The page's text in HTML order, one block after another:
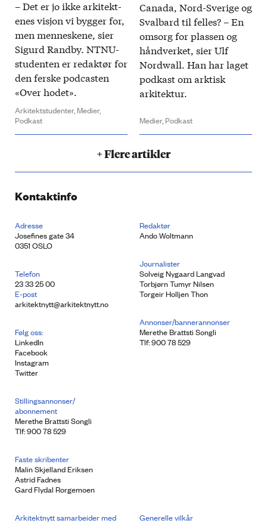
– Det er jo ikke arkitekt­
enes visjon vi bygger for,
men menn­eskene, sier
Sigurd Randby. NTNU-
studenten er redaktør for
den ferske podcasten
«Over hodet».
Arkitektstudenter, Medier,
Podkast
Canada, Nord­-Sverige og
Sval­bard til felles? ​– En
om­sorg for plassen og
hånd­verket, sier Ulf
Nordwall. Han har laget
pod­kast om arktisk
arkitektur.
Medier, Podkast
+ Flere artikler
Kontaktinfo
Adresse
Josefines gate 34
0351 OSLO
Telefon
23 33 25 00
E-post
arkitektnytt@arkitektnytt.no
Følg oss:
LinkedIn
Facebook
Instagram
Twitter
Redaktør
Ando Woltmann
Journalister
Solveig Nygaard Langvad
Torbjørn Tumyr Nilsen
Torgeir Holljen Thon
Annonser/bannerannonser
Merethe Brattsti Songli
Tlf: 900 78 529
Stillingsannonser/
abonnement
Merethe Brattsti Songli
Tlf: 900 78 529
Faste skribenter
Malin Skjelland Eriksen
Astrid Fadnes
Gard Flydal Rorgemoen
Arkitektnytt samarbeider med
Generelle vilkår